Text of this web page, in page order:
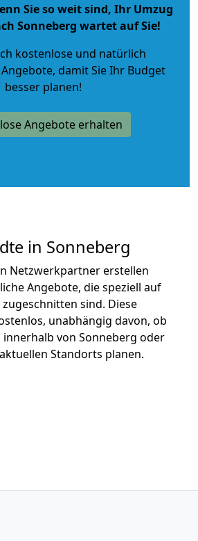
Sie so weit sind, Ihr Umzug
Sonneberg wartet auf Sie!
kostenlose und natürlich
, damit Sie Ihr Budget
besser planen!
Angebote erhalten
in Sonneberg
Netzwerkpartner erstellen
Angebote, die speziell auf
sind. Diese
unabhängig davon, ob
innerhalb von Sonneberg oder
Standorts planen.